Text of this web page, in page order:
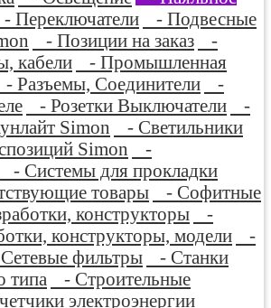
- Переключатели
- Подвесные
- Позиции на заказ
-
кабели
- Промышленная
- Разъемы, Соединители
-
- Розетки Выключатели
-
Simon
- Светильники
Simon
-
- Системы для прокладки
товары
- Софитные
конструкторы
-
конструкторы, модели
-
фильтры
- Станки
типа
- Строительные
электроэнергии